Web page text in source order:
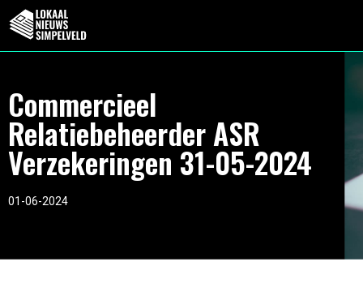
Commercieel
Relatiebeheerder ASR
Verzekeringen 31-05-2024
01-06-2024